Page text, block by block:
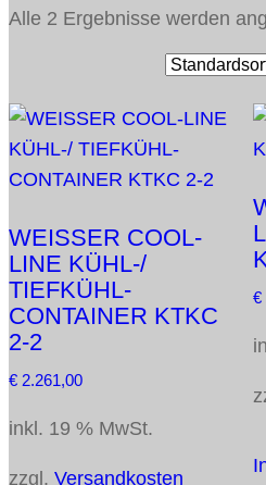
Alle 2 Ergebnisse werden
WEISSER COOL-
LINE KÜHL-/
TIEFKÜHL-
CONTAINER KTKC
2-2
€ 2.261,00
inkl. 19 % MwSt.
zzgl. Versandkosten
€